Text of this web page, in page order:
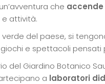
che
attività.
verde del paese, si
e spettacoli pensati
del Giardino Botanico
a laboratori